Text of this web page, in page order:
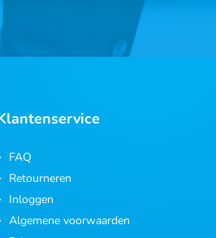
FAQ
Retourneren
Inloggen
Algemene voorwaarden